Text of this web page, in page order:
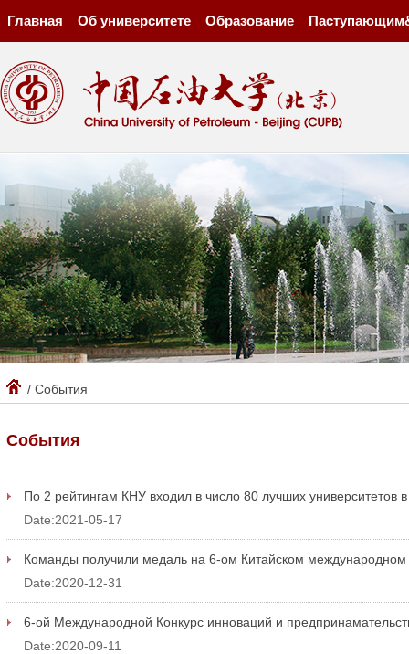
Главная Об университете Образование
/ События
События
По 2 рейтингам КНУ входил в число 80 лучших университетов
Date:2021-05-17
Команды получили медаль на 6-ом Китайском международном
Date:2020-12-31
6-ой Международной Конкурс инноваций и
Date:2020-09-11